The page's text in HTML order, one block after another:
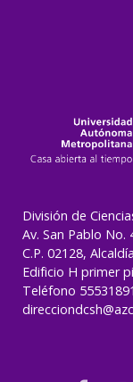
División de
Av. San Pablo No.
C.P. 02128,
Edificio H primer
Teléfono